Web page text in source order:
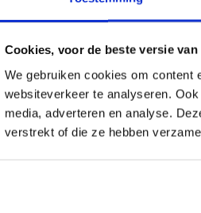
Cookies, voor de beste versie
We gebruiken cookies om content
websiteverkeer te analyseren.
media, adverteren en analyse.
verstrekt of die ze hebben